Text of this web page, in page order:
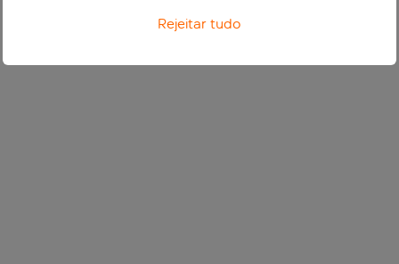
Rejeitar tudo